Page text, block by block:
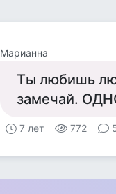
Марианна
Ты любишь
замечай.
7 лет 772